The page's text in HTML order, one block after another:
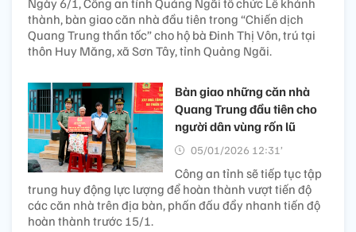
Ngày 6/1, Công an tỉnh Quảng Ngãi tổ chức Lễ khánh
thành, bàn giao căn nhà đầu tiên trong “Chiến dịch
Quang Trung thần tốc” cho hộ bà Đinh Thị Vôn, trú tại
thôn Huy Măng, xã Sơn Tây, tỉnh Quảng Ngãi.
Bàn giao những căn nhà
Quang Trung đầu tiên cho
người dân vùng rốn lũ
05/01/2026 12:31’
Công an tỉnh sẽ tiếp tục tập
trung huy động lực lượng để hoàn thành vượt tiến độ
các căn nhà trên địa bàn, phấn đấu đẩy nhanh tiến độ
hoàn thành trước 15/1.